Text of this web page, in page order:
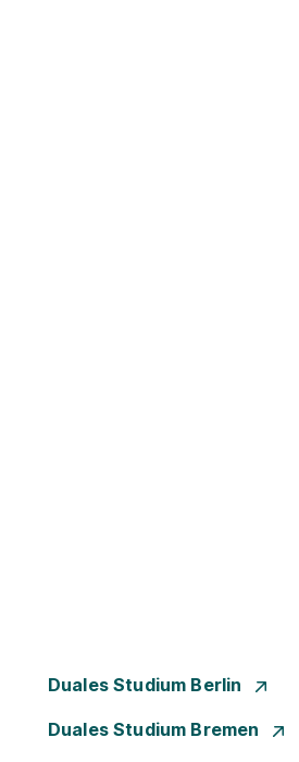
Duales Studium Berlin
Duales Studium Bremen